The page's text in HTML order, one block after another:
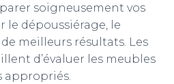
soigneusement vos
le dépoussiérage, le
meilleurs résultats. Les
d’évaluer les meubles
appropriés.